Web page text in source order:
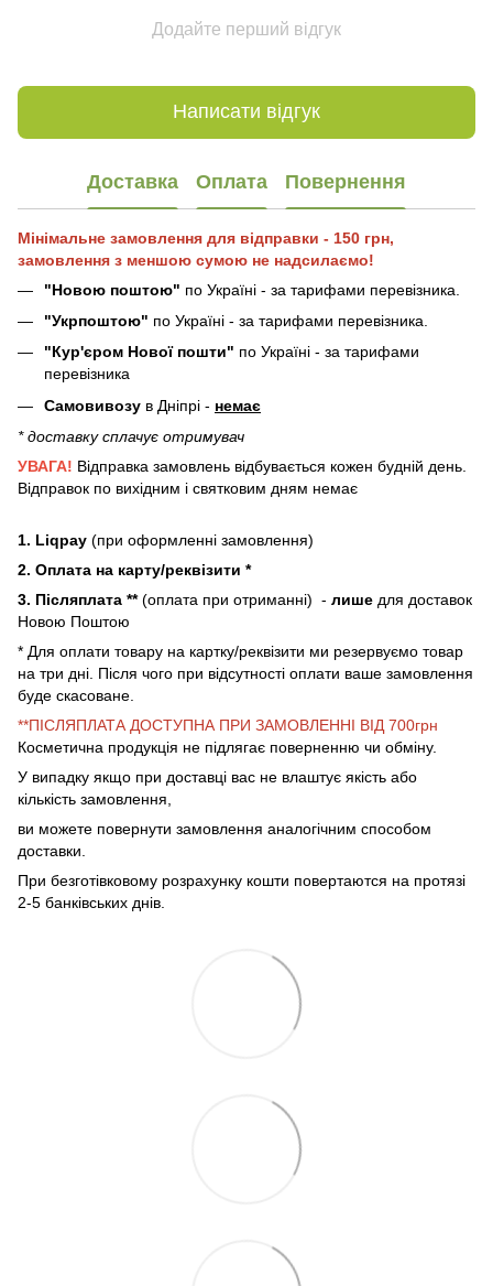
Додайте перший відгук
Написати відгук
Доставка Оплата Повернення
Мінімальне замовлення для відправки - 150 грн,
замовлення з меншою сумою не надсилаємо!
"Новою поштою" по Україні - за тарифами перевізника.
"Укрпоштою" по Україні - за тарифами перевізника.
"Кур'єром Нової пошти" по Україні - за тарифами
перевізника
Самовивозу в Дніпрі - немає
* доставку сплачує отримувач
УВАГА! Відправка замовлень відбувається кожен будній день.
Відправок по вихідним і святковим дням немає
1. Liqpay (при оформленні замовлення)
2. Оплата на карту/реквізити *
3. Післяплата **(оплата при отриманні) - лише для доставок
Новою Поштою
* Для оплати товару на картку/реквізити ми резервуємо товар
на три дні. Після чого при відсутності оплати ваше замовлення
буде скасоване.
**ПІСЛЯПЛАТА ДОСТУПНА ПРИ ЗАМОВЛЕННІ ВІД 700грн
Косметична продукція не підлягає поверненню чи обміну.
У випадку якщо при доставці вас не влаштує якість або
кількість замовлення,
ви можете повернути замовлення аналогічним способом
доставки.
При безготівковому розрахунку кошти повертаются на протязі
2-5 банківських днів.